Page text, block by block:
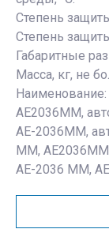
Степень
Степень
Габаритные
Масса, кг, не
АЕ2036ММ,
АЕ-2036ММ,
ММ,
АЕ-2036 ММ,